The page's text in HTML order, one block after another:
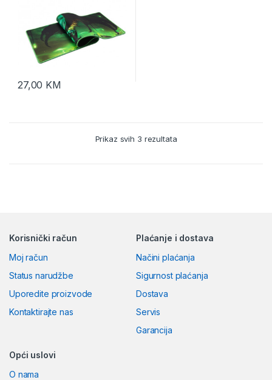
27,00 KM
Prikaz svih 3 rezultata
Korisnički račun
Moj račun
Status narudžbe
Uporedite proizvode
Kontaktirajte nas
Plaćanje i dostava
Načini plaćanja
Sigurnost plaćanja
Dostava
Servis
Garancija
Opći uslovi
O nama